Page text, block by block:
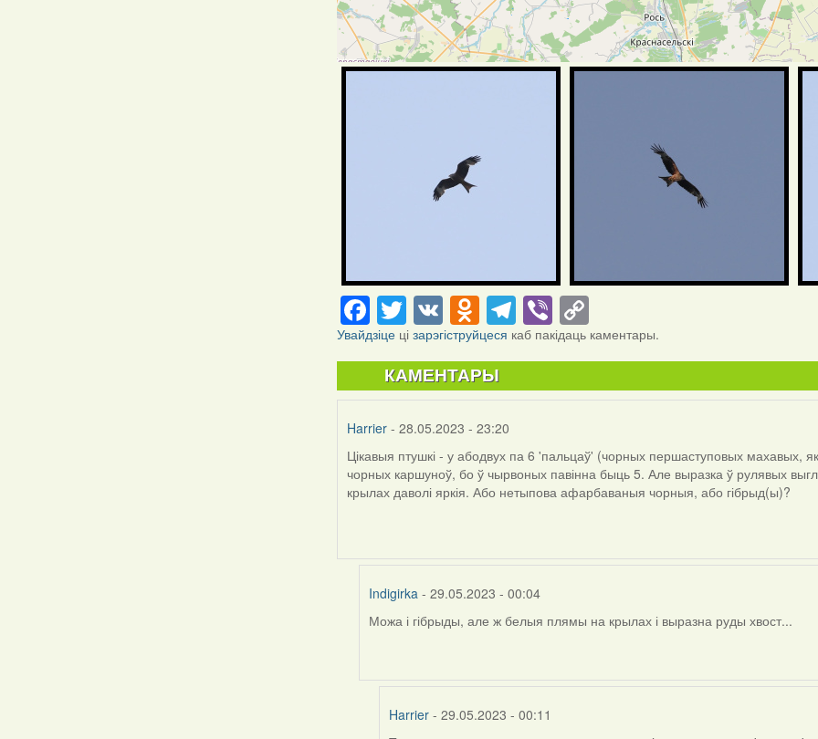
Фотаздымкі
Facebook
Twitter
VKOdnoklassniki
Telegram
Viber
Link
Увайдзіце цізарэгіструйцеся каб пакідаць каментары.
КАМЕНТАРЫ
Harrier - 28.05.2023 - 23:20
Цікавыя птушкі - у абодвух па 6 'пальцаў' (чорных першаступовых махавых,
чорных каршуноў, бо ў чырвоных павінна быць 5. Але выразка ў рулявых
крылах даволі яркія. Або нетыпова афарбаваныя чорныя, або гібрыд(ы)?
Indigirka - 29.05.2023 - 00:04
In
by
Можа і гібрыды, але ж белыя плямы на крылах і выразна руды хвост...
Harrier - 29.05.2023 - 00:11